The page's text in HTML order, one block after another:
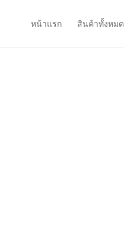
หน้าแรก สินค้าทั้งหมด